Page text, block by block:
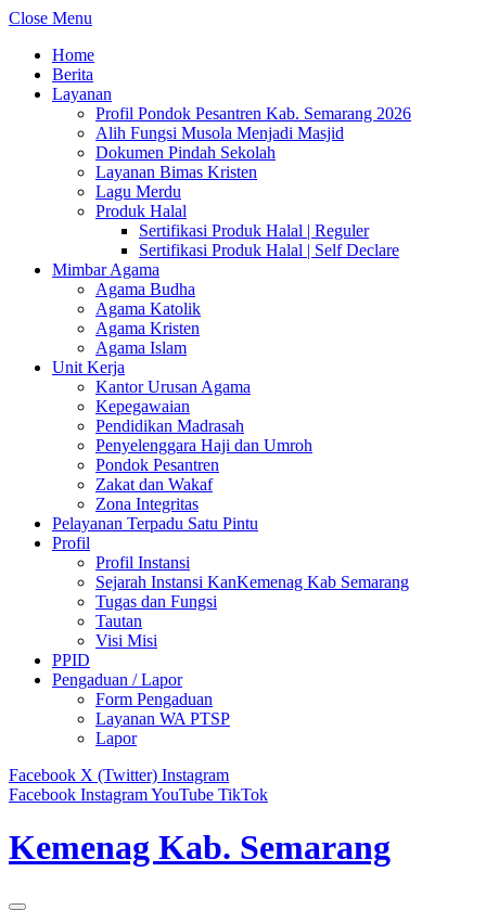
Close Menu
Home
Berita
Layanan
Profil Pondok Pesantren Kab. Semarang 2026
Alih Fungsi Musola Menjadi Masjid
Dokumen Pindah Sekolah
Layanan Bimas Kristen
Lagu Merdu
Produk Halal
Sertifikasi Produk Halal | Reguler
Sertifikasi Produk Halal | Self Declare
Mimbar Agama
Agama Budha
Agama Katolik
Agama Kristen
Agama Islam
Unit Kerja
Kantor Urusan Agama
Kepegawaian
Pendidikan Madrasah
Penyelenggara Haji dan Umroh
Pondok Pesantren
Zakat dan Wakaf
Zona Integritas
Pelayanan Terpadu Satu Pintu
Profil
Profil Instansi
Sejarah Instansi KanKemenag Kab Semarang
Tugas dan Fungsi
Tautan
Visi Misi
PPID
Pengaduan / Lapor
Form Pengaduan
Layanan WA PTSP
Lapor
Facebook X (Twitter) Instagram
Facebook InstagramYouTube TikTok
Kemenag Kab. Semarang